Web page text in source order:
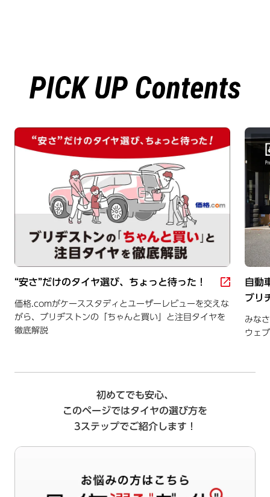
“安さ”だけのタイヤ選び、ちょっと待った！
価格.comがケーススタディとユーザーレビューを交えな
がら、ブリヂストンの「ちゃんと買い」と注目タイヤを
徹底解説
自動
ブリ
みな
ウェ
初めてでも安心、
このページではタイヤの選び方を
3ステップでご紹介します！